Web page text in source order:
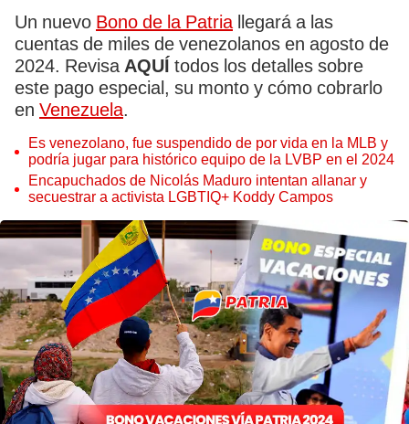
Un nuevo Bono de la Patriallegará a las
cuentas de miles de venezolanos en agosto de
2024. Revisa AQUÍ todos los detalles sobre
este pago especial, su monto y cómo cobrarlo
en Venezuela.
Es venezolano, fue suspendido de por vida en la MLB y
podría jugar para histórico equipo de la LVBP en el 2024
Encapuchados de Nicolás Maduro intentan allanar y
secuestrar a activista LGBTIQ+ Koddy Campos